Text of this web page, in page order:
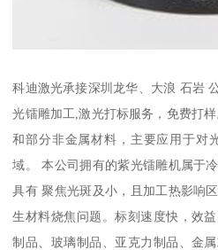
科迪激光承接深圳龙华、大浪 石岩
光镭雕加工,激光打标服务，免费打
和部分非金属材料，主要应用于对
域。 本公司拥有的紫光镭雕机属于
具有 聚焦光斑及小，且加工热影响
生材料烧焦问题。标刻速度快，效
制品、玻璃制品、亚克力制品、金